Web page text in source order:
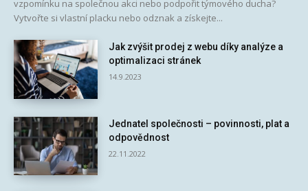
vzpomínku na společnou akci nebo podpořit týmového ducha?
Vytvořte si vlastní placku nebo odznak a získejte...
Jak zvýšit prodej z webu díky analýze a
optimalizaci stránek
14.9.2023
Jednatel společnosti – povinnosti, plat a
odpovědnost
22.11.2022